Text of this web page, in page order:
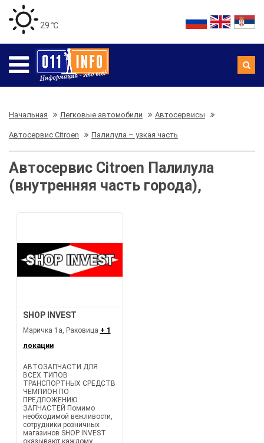
29 ℃
Начальная Легковые автомобили Автосервисы
Автосервис Citroen Палилула – узкая часть
Автосервис Citroen Палилула
(внутренняя часть города),
SHOP INVEST
Маричка 1а, Раковица + 1
локации
АВТОЗАПЧАСТИ ДЛЯ
ВСЕХ ТИПОВ
ТРАНСПОРТНЫХ СРЕДСТВ
ЧЕМПИОН ПО
ПРЕДЛОЖЕНИЮ
ЗАПЧАСТЕЙ Помимо
необходимой вежливости,
сотрудники розничных
магазинов SHOP INVEST
оказывают каждому